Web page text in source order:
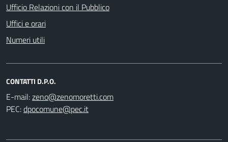
Ufficio Relazioni con il Pubblico
Uffici e orari
Numeri utili
CONTATTI D.P.O.
E-mail:
PEC: